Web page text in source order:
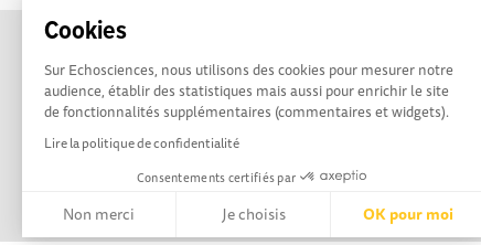
Cookies
Sur Echosciences, nous utilisons des cookies pour mesurer notre
audience, établir des statistiques mais aussi pour enrichir le site
de fonctionnalités supplémentaires (commentaires et widgets).
Lire la politique de confidentialité
Consentements certifiés par
Non merci Je choisis OK pour moi